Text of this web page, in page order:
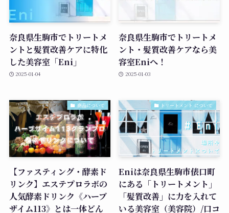
奈良県生駒市でトリートメ
ントと髪質改善ケアに特化
した美容室「Eni」
2025-01-04
奈良県生駒市でトリートメ
ント・髪質改善ケアなら美
容室Eniへ！
2025-01-03
商品について
【ファスティング・酵素ド
リンク】エステプロラボの
人気酵素ドリンク《ハーブ
ザイム113》とは一体どん
トリートメント について
Eniは奈良県生駒市俵口町
にある「トリートメント」
「髪質改善」に力を入れて
いる美容室（美容院）/口コ